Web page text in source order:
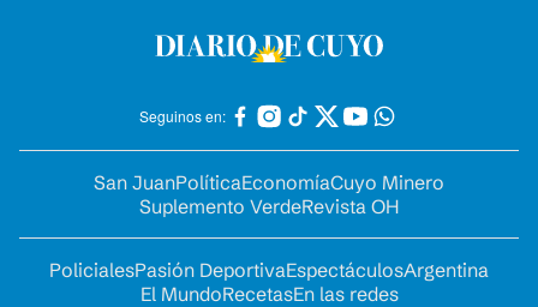
Seguinos en:
San JuanPolíticaEconomíaCuyo Minero
Suplemento VerdeRevista OH
PolicialesPasión DeportivaEspectáculosArgentina
El MundoRecetasEn las redes